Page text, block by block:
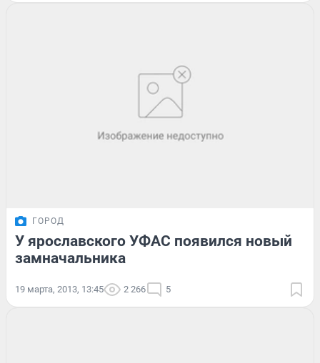
ГОРОД
У ярославского УФАС появился новый
замначальника
19 марта, 2013, 13:45 2 266 5